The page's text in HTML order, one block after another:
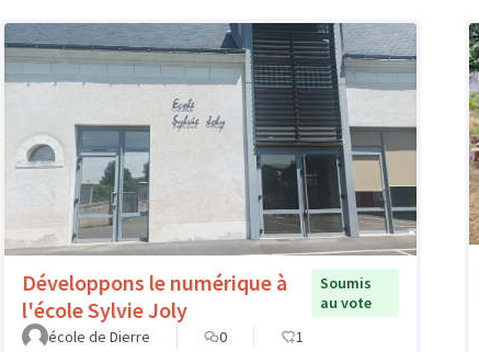
Développons le numérique à
l'école Sylvie Joly
Soumis
au vote
école de Dierre
0 1